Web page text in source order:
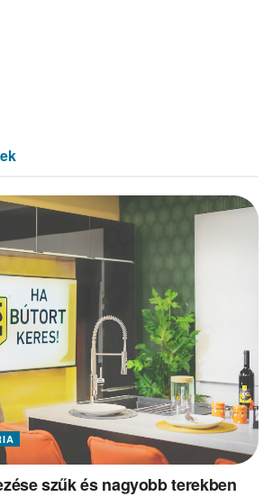
szűk és nagyobb terekben